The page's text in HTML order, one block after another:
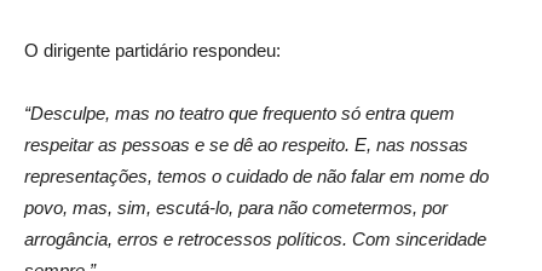
O dirigente partidário respondeu:
“Desculpe, mas no teatro que frequento só entra quem
respeitar as pessoas e se dê ao respeito. E, nas nossas
representações, temos o cuidado de não falar em nome do
povo, mas, sim, escutá-lo, para não cometermos, por
arrogância, erros e retrocessos políticos. Com sinceridade